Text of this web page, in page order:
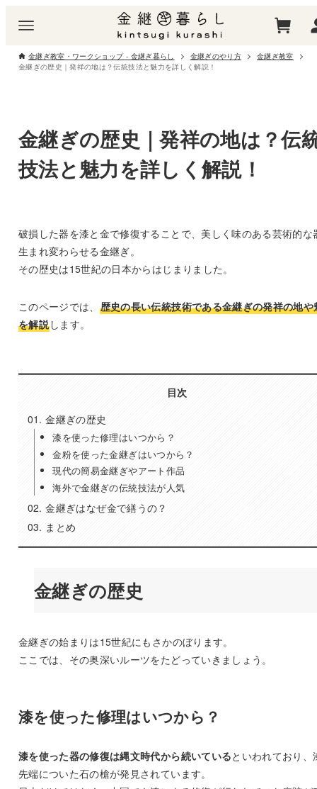
金継ぎ教室・ワークショップ - 金継ぎ暮らし 金継ぎのやり方
金継ぎ教室
金継ぎの歴史｜発祥の地は？伝統技法と魅力を詳しく解説！
金継ぎの歴史｜発祥の地は？伝
技法と魅力を詳しく解説！
破損した器を漆と金で修復することで、美しく味のある芸術的な
生まれ変わらせる金継ぎ。
その歴史は15世紀の日本からはじまりました。
このページでは、 歴史の長い伝統技術である金継ぎの発祥の地や
を解説します。
目次
金継ぎの歴史
漆を使った修理はいつから？
金粉を使った金継ぎはいつから？
現代の簡易金継ぎやアート作品
海外で金継ぎの伝統技法が人気
金継ぎはなぜ金で繕うの？
まとめ
金継ぎの歴史
金継ぎの始まりは15世紀にもさかのぼります。
ここでは、その奥深いルーツをたどっていきましょう。
漆を使った修理はいつから？
漆を使った器の修復は縄文時代から続いているといわれており、
先端についた石の槍が発見されています。